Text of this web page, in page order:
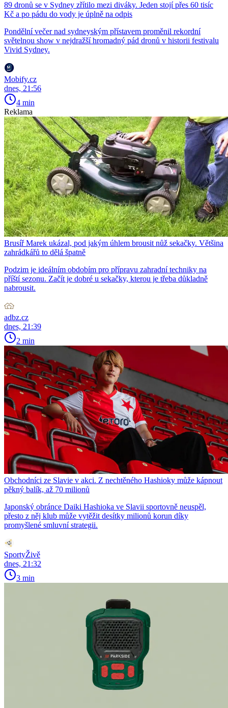
89 dronů se v Sydney zřítilo mezi diváky. Jeden stojí přes 60 tisíc
Kč a po pádu do vody je úplně na odpis
Pondělní večer nad sydneyským přístavem proměnil rekordní
světelnou show v nejdražší hromadný pád dronů v historii festivalu
Vivid Sydney.
Mobify.cz
dnes, 21:56
4 min
Reklama
Brusíř Marek ukázal, pod jakým úhlem brousit nůž sekačky. Většina
zahrádkářů to dělá špatně
Podzim je ideálním obdobím pro přípravu zahradní techniky na
příští sezonu. Začít je dobré u sekačky, kterou je třeba důkladně
nabrousit.
adbz.cz
dnes, 21:39
2 min
Obchodníci ze Slavie v akci. Z nechtěného Hashioky může kápnout
pěkný balík, až 70 milionů
Japonský obránce Daiki Hashioka ve Slavii sportovně neuspěl,
přesto z něj klub může vytěžit desítky milionů korun díky
promyšlené smluvní strategii.
SportyŽivě
dnes, 21:32
3 min